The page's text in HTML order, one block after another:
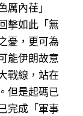
內荏」
擊如此「無
憂，更可為
能伊朗故意
戰線，站在
但是起碼已
完成「軍事